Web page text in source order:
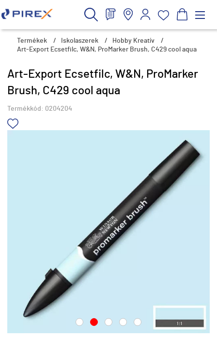
Termékek / Iskolaszerek / Hobby Kreatív
/
Art-Export Ecsetfilc, W&N, ProMarker Brush, C429 cool aqua
Art-Export Ecsetfilc, W&N, ProMarker
Brush, C429 cool aqua
Termékkód: 0204204